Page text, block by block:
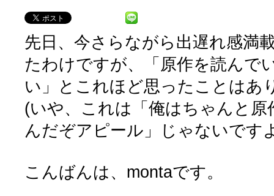
先日、今さらながら出遅れ感満
たわけですが、「原作を読んで
い」とこれほど思ったことはあ
(いや、これは「俺はちゃんと
んだぞアピール」じゃないです
こんばんは、montaです。